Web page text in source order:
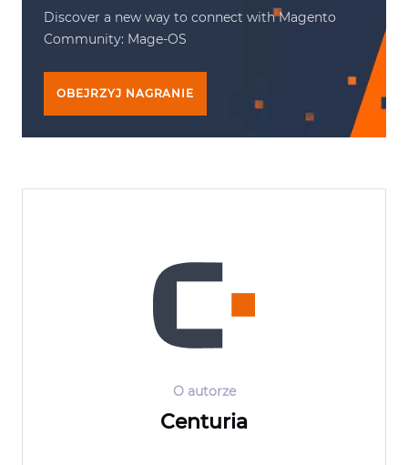
Discover a new way to connect with Magento
Community: Mage-OS
OBEJRZYJ NAGRANIE
O autorze
Centuria